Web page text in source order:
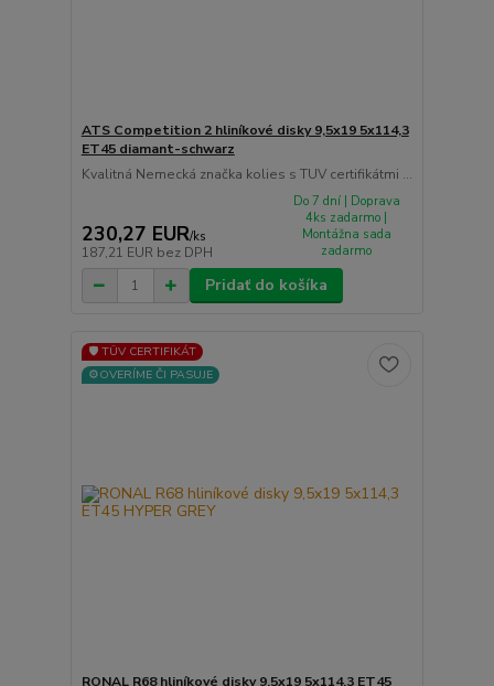
ATS Competition 2 hliníkové disky 9,5x19 5x114,3
ET45 diamant-schwarz
Kvalitná Nemecká značka kolies s TUV certifikátmi ...
230,27 EUR/ks
187,21 EUR bez DPH
Do 7 dní | Doprava
4ks zadarmo |
Montážna sada
zadarmo
Pridať do košíka
🛡️ TÜV CERTIFIKÁT
⚙️OVERÍME ČI PASUJE
RONAL R68 hliníkové disky 9,5x19 5x114,3 ET45